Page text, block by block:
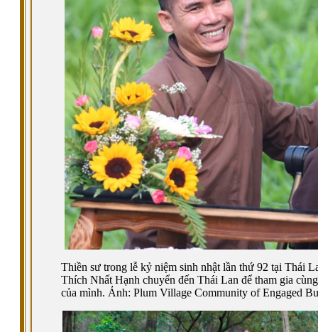
Thiền sư trong lễ kỷ niệm sinh nhật lần thứ 92 tại Thái
Thích Nhất Hạnh chuyển đến Thái Lan để tham gia
của mình. Ảnh: Plum Village Community of Engaged